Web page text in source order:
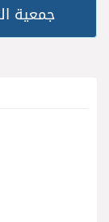
جمعية